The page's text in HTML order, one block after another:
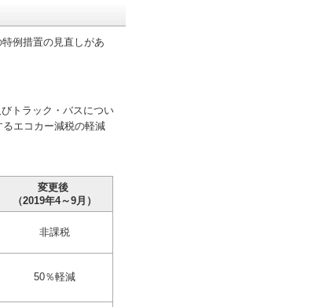
例措置の見直しがあ
トラック・バスについ
エコカー減税の軽減
変更後
（2019年4～9月）
非課税
50％軽減